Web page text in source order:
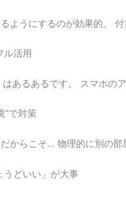
ようにするのが効果的。
活用
あるあるです。 スマホの
”で対策
からこそ… 物理的に別の
どいい」が大事